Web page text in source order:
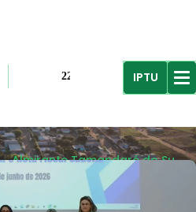
22º
R$61,96IPTU
Almirante Tamandaré do Su...